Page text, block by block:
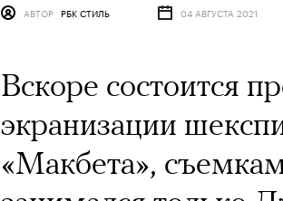
АВТОР РБК СТИЛЬ 04 АВГУСТА 2021
Вскоре состоится
экранизации
«Макбета»,